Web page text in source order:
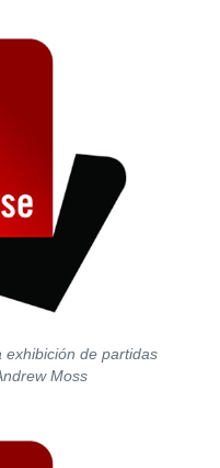
exhibición de partidas
Moss